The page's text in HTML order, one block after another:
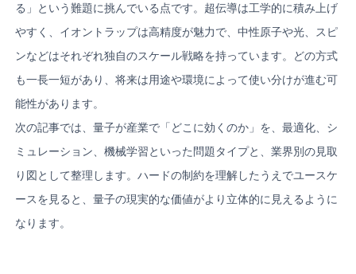
る」という難題に挑んでいる点です。超伝導は工学的に積み上げ
やすく、イオントラップは高精度が魅力で、中性原子や光、スピ
ンなどはそれぞれ独自のスケール戦略を持っています。どの方式
も一長一短があり、将来は用途や環境によって使い分けが進む可
能性があります。
次の記事では、量子が産業で「どこに効くのか」を、最適化、シ
ミュレーション、機械学習といった問題タイプと、業界別の見取
り図として整理します。ハードの制約を理解したうえでユースケ
ースを見ると、量子の現実的な価値がより立体的に見えるように
なります。